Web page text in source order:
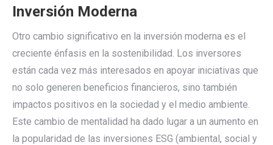
Inversión Moderna
Otro cambio significativo en la inversión moderna es el
creciente énfasis en la sostenibilidad. Los inversores
están cada vez más interesados en apoyar iniciativas que
no solo generen beneficios financieros, sino también
impactos positivos en la sociedad y el medio ambiente.
Este cambio de mentalidad ha dado lugar a un aumento en
la popularidad de las inversiones ESG (ambiental, social y